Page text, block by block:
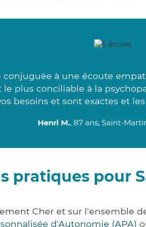
conjuguée à une écoute
plus conciliable à la
besoins et sont exactes et
Henri M., 87 ans, Saint-
pratiques pour
Cher et sur l'ensemble
d'Autonomie (APA)